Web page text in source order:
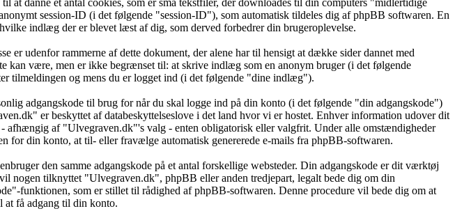
danne et antal cookies, som er små tekstfiler, der downloades til din computers "midlertidige
session-ID (i det følgende "session-ID"), som automatisk tildeles dig af phpBB softwaren. En
indlæg der er blevet læst af dig, som derved forbedrer din brugeroplevelse.
udenfor rammerne af dette dokument, der alene har til hensigt at dække sider dannet med
kan være, men er ikke begrænset til: at skrive indlæg som en anonym bruger (i det følgende
og mens du er logget ind (i det følgende "dine indlæg").
adgangskode til brug for når du skal logge ind på din konto (i det følgende "din adgangskode")
er beskyttet af databeskyttelseslove i det land hvor vi er hostet. Enhver information udover dit
afhængig af "Ulvegraven.dk"'s valg - enten obligatorisk eller valgfrit. Under alle omstændigheder
din konto, at til- eller fravælge automatisk genererede e-mails fra phpBB-softwaren.
den samme adgangskode på et antal forskellige websteder. Din adgangskode er dit værktøj
nogen tilknyttet "Ulvegraven.dk", phpBB eller anden tredjepart, legalt bede dig om din
funktionen, som er stillet til rådighed af phpBB-softwaren. Denne procedure vil bede dig om at
at få adgang til din konto.